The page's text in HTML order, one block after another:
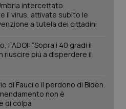
intercettato
il virus, attivate subito le
a tutela dei cittadini
FADOI: “Sopra i 40 gradi il
riuscire più a disperdere il
di Fauci e il perdono di Biden.
non è
di colpa